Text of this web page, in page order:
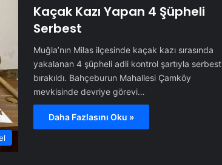
Kaçak Kazı Yapan 4 Şüpheli
Serbest
Muğla’nın Milas ilçesinde kaçak kazı sırasında
yakalanan 4 şüpheli adli kontrol şartıyla serbest
bırakıldı. Bahçeburun Mahallesi Çamköy
mevkisinde devriye görevi…
Daha Fazlasını Oku »